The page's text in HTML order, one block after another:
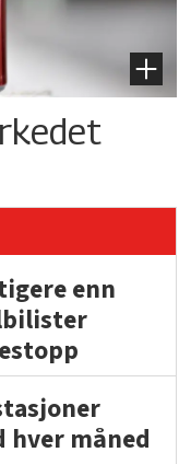
enn
hver måned